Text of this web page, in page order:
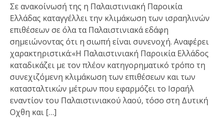
Σε ανακοίνωσή της η Παλαιστινιακή Παροικία
Ελλάδας καταγγέλλει την κλιμάκωση των ισραηλινών
επιθέσεων σε όλα τα Παλαιστινιακά εδάφη
σημειώνοντας ότι η σιωπή είναι συνενοχή. Αναφέρει
χαρακτηριστικά:«Η Παλαιστινιακή Παροικία Ελλάδος
καταδικάζει με τον πλέον κατηγορηματικό τρόπο τη
συνεχιζόμενη κλιμάκωση των επιθέσεων και των
κατασταλτικών μέτρων που εφαρμόζει το Ισραήλ
εναντίον του Παλαιστινιακού λαού, τόσο στη Δυτική
Οχθη και […]